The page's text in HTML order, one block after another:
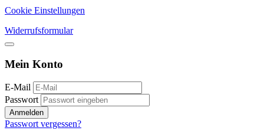
Cookie Einstellungen
Widerrufsformular
Mein Konto
E-Mail
Passwort
Anmelden
Passwort vergessen?